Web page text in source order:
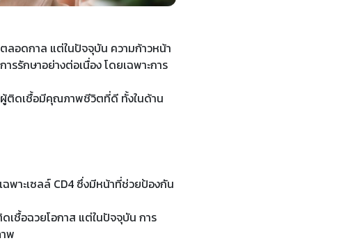
ลอดกาล แต่ในปัจจุบัน ความก้าวหน้า
รรักษาอย่างต่อเนื่อง โดยเฉพาะการ
ผู้ติดเชื้อมีคุณภาพชีวิตที่ดี ทั้งในด้าน
พาะเซลล์ CD4 ซึ่งมีหน้าที่ช่วยป้องกัน
เชื้อฉวยโอกาส แต่ในปัจจุบัน การ
พ